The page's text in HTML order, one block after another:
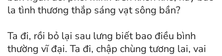
la tình thương thắp sáng vạt sông bần?
Ta đi, rồi bỏ lại sau lưng biết bao điều bình
thường vĩ đại. Ta đi, chập chùng tương lai, vai